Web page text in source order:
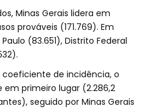
Minas Gerais lidera em
prováveis (171.769). Em
(83.651), Distrito Federal
de incidência, o
em primeiro lugar (2.286,2
seguido por Minas Gerais